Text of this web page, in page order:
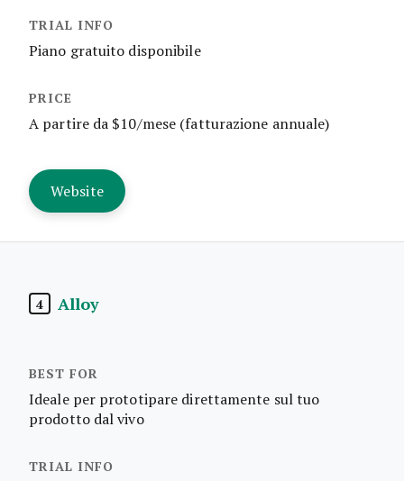
Piano gratuito disponibile
A partire da $10/mese (fatturazione annuale)
Website
4 Alloy
Ideale per prototipare direttamente sul tuo
prodotto dal vivo